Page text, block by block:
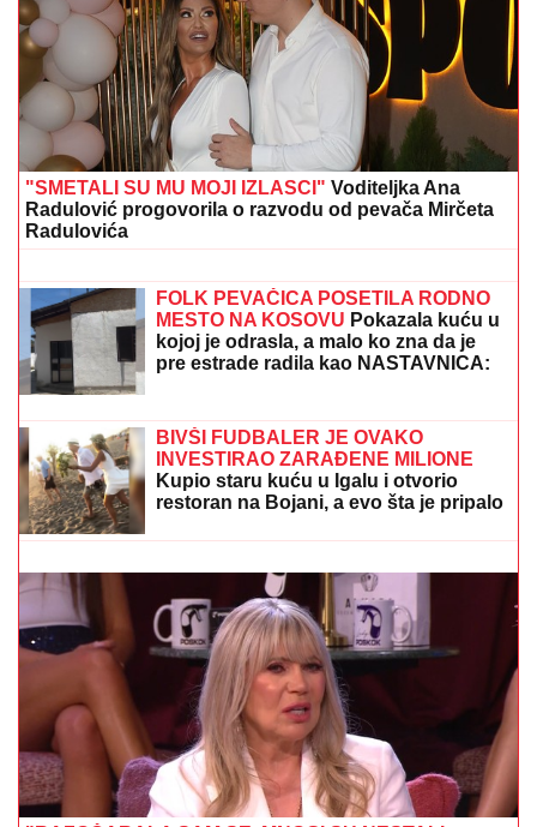
"SMETALI SU MU MOJI IZLASCI" Voditeljka Ana
Radulović progovorila o razvodu od pevača Mirčeta
Radulovića
AERODROMULeti iz Malage za
Beograd: Kačket na glavi, atlet majica i
naočare (FOTO)
kojoj je odrasla, a malo ko zna da je
pre estrade radila kao NASTAVNICA:
"Svaki put plačem" (VIDEO)
NEOČEKIVANO UKLJUČENJE MUSTAFE
DURDŽIĆA!Pred svima progovorio o VIDEO-POZIVU
sa Majom Marinković u večernjim satima: "MEVLIDA
JE LJUTA"